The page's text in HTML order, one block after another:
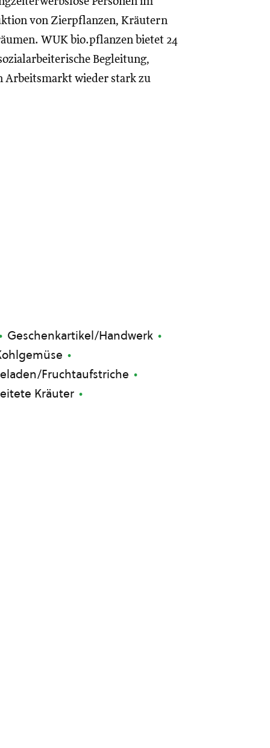
von Zierpflanzen, Kräutern
WUK bio.pflanzen bietet 24
Begleitung,
Arbeitsmarkt wieder stark zu
Geschenkartikel/Handwerk
Fruchtaufstriche
Kräuter